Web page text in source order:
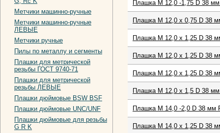
Метчики машинно-ручные
Метчики машинно-ручные
ЛЕВЫЕ
Метчики ручные
Пилы по металлу и сегменты
Плашки для метрической
резьбы ГОСТ 9740-71
Плашки для метрической
резьбы ЛЕВЫЕ
Плашки дюймовые BSW BSF
Плашки дюймовые UNC/UNF
Плашки дюймовые для резьбы
G R K
Плашка М 12,0 -1,75 D 38
Плашка М 12,0 х 0,75 D 38
Плашка М 12,0 х 1,25 D 38
Плашка М 12,0 х 1,25 D 38
Плашка М 12,0 х 1,25 D 38
Плашка М 12,0 х 1,5 D 38
Плашка М 14,0 -2,0 D 38 мм
Плашка М 14,0 х 1,25 D 38